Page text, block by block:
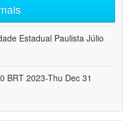
Estadual Paulista Júlio
BRT 2023-Thu Dec 31